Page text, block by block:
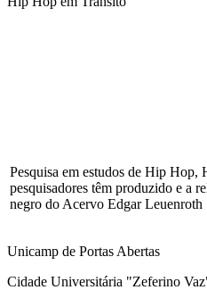
Pesquisa em estudos de Hip Hop,
pesquisadores têm produzido e a
negro do Acervo Edgar Leuenroth
Unicamp de Portas Abertas
Cidade Universitária "Zeferino